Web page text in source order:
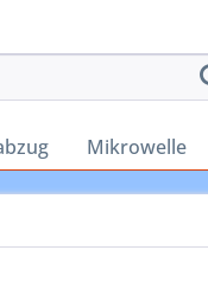
Mikrowelle